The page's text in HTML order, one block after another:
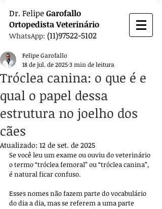
Dr. FelipeGarofallo
OrtopedistaVeterinário
WhatsApp: (11)97522-5102
Tróclea canina: o que é e
qual o papel dessa
estrutura no joelho dos
cães
Felipe Garofallo
18 de jul. de 20253 min de leitura
Atualizado: 12 de set. de 2025
Se você leu um exame ou ouviu do veterinário
o termo “tróclea femoral” ou “tróclea canina”,
é natural ficar confuso.
Esses nomes não fazem parte do vocabulário
do dia a dia, mas se referem a uma parte